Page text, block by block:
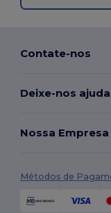
Contate-nos
Deixe-nos
Nossa Empresa
Métodos de